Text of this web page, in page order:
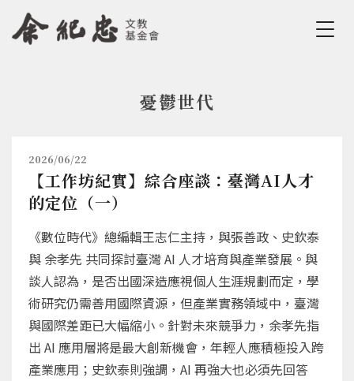
Jump to Navigation
Jump to Main content
憂鬱世代
2026/06/22
【工作坊紀實】綜合座談：臺灣AI人才
的定位（一）
《數位時代》總編輯王志仁主持，與張善政、史欽泰
與 余孝先 共同探討臺灣 AI 人才培育與產業發展。與
談人認為，是否出國深造應視個人生涯規劃而定，學
術研究仍需善用國際資源，但產業實務領域中，臺灣
與國際差距已大幅縮小。針對未來競爭力，余孝先指
出 AI 應用層將是最大創新機會，年輕人應積極投入跨
產業應用；史欽泰則強調，AI 再強大也必須先回答